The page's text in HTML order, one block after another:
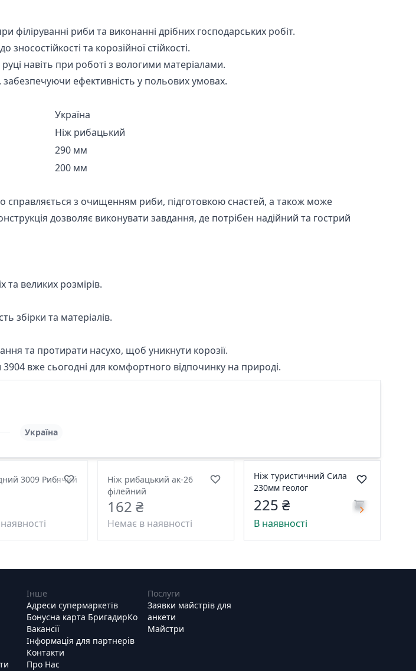
філіруванні риби та виконанні дрібних господарських робіт.
та корозійної стійкості.
навіть при роботі з вологими матеріалами.
ефективність у польових умовах.
Україна
Ніж рибацький
290 мм
200 мм
справляється з очищенням риби, підготовкою снастей, а також може
дозволяє виконувати завдання, де потрібен надійний та гострий
великих розмірів.
збірки та матеріалів.
та протирати насухо, щоб уникнути корозії.
вже сьогодні для комфортного відпочинку на природі.
Україна
3009 Рибячий
Ніж рибацький ак-26
філейний
162 ₴
Немає в наявності
Ніж туристичний Сила
230мм геолог
225 ₴
В наявності
Інше
Адреси супермаркетів
Бонусна карта БригадирКо
Вакансії
Інформація для партнерів
Контакти
Про Нас
Послуги
Заявки майстрів для
анкети
Майстри